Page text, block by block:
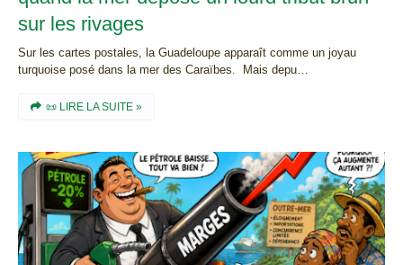
sur les rivages
Sur les cartes postales, la Guadeloupe apparaît comme un joyau
turquoise posé dans la mer des Caraïbes. Mais depu…
📜 LIRE LA SUITE »